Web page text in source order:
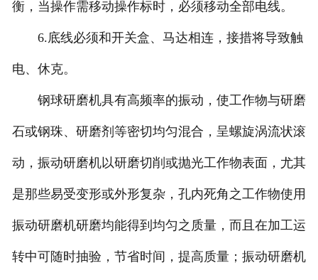
衡，当操作需移动操作标时，必须移动全部电线。
6.底线必须和开关盒、马达相连，接措将导致触
电、休克。
钢球研磨机具有高频率的振动，使工作物与研磨
石或钢珠、研磨剂等密切均匀混合，呈螺旋涡流状滚
动，振动研磨机以研磨切削或抛光工作物表面，尤其
是那些易受变形或外形复杂，孔内死角之工作物使用
振动研磨机研磨均能得到均匀之质量，而且在加工运
转中可随时抽验，节省时间，提高质量；振动研磨机